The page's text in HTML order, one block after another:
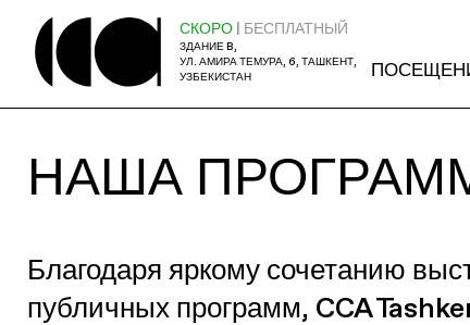
СКОРО | БЕСПЛАТНЫЙ
ЗДАНИЕ B,
УЛ. АМИРА ТЕМУРА, 6, ТАШКЕНТ,
УЗБЕКИСТАН
НАША
Благодаря яркому сочетанию
публичных программ, CCA